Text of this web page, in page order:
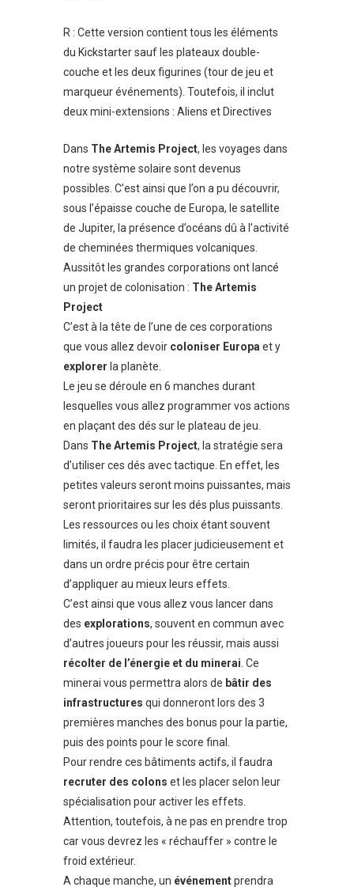
R : Cette version contient tous les éléments
du Kickstarter sauf les plateaux double-
couche et les deux figurines (tour de jeu et
marqueur événements). Toutefois, il inclut
deux mini-extensions : Aliens et Directives
Dans The Artemis Project, les voyages dans
notre système solaire sont devenus
possibles. C’est ainsi que l’on a pu découvrir,
sous l’épaisse couche de Europa, le satellite
de Jupiter, la présence d’océans dû à l’activité
de cheminées thermiques volcaniques.
Aussitôt les grandes corporations ont lancé
un projet de colonisation : The Artemis
Project
C’est à la tête de l’une de ces corporations
que vous allez devoir coloniser Europaet y
explorer la planète.
Le jeu se déroule en 6 manches durant
lesquelles vous allez programmer vos actions
en plaçant des dés sur le plateau de jeu.
Dans The Artemis Project, la stratégie sera
d’utiliser ces dés avec tactique. En effet, les
petites valeurs seront moins puissantes, mais
seront prioritaires sur les dés plus puissants.
Les ressources ou les choix étant souvent
limités, il faudra les placer judicieusement et
dans un ordre précis pour être certain
d’appliquer au mieux leurs effets.
C’est ainsi que vous allez vous lancer dans
des explorations, souvent en commun avec
d’autres joueurs pour les réussir, mais aussi
récolter de l’énergie et du minerai. Ce
minerai vous permettra alors de bâtir des
infrastructures qui donneront lors des 3
premières manches des bonus pour la partie,
puis des points pour le score final.
Pour rendre ces bâtiments actifs, il faudra
recruter des colons et les placer selon leur
spécialisation pour activer les effets.
Attention, toutefois, à ne pas en prendre trop
car vous devrez les « réchauffer » contre le
froid extérieur.
A chaque manche, un événementprendra